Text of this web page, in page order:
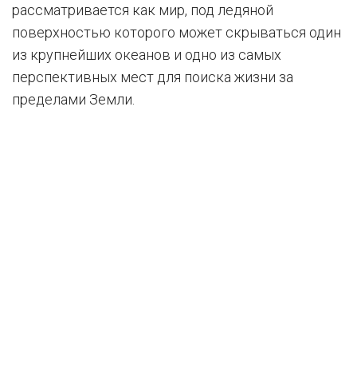
рассматривается как мир, под ледяной
поверхностью которого может скрываться один
из крупнейших океанов и одно из самых
перспективных мест для поиска жизни за
пределами Земли.